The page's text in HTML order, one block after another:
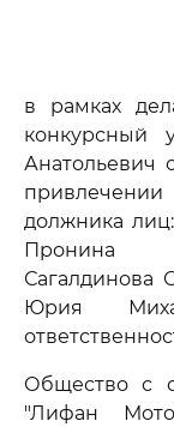
в рамках
конкурсный
Анатольевич
должника
Пронина
Сагалдинова
Юрия
Общество с
"Лифан